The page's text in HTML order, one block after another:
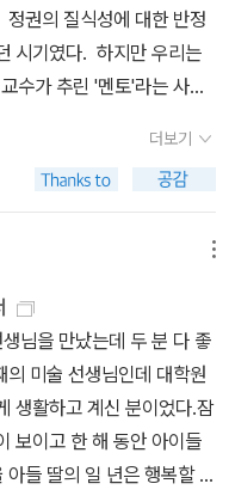
권의 질식성에 대한 반정
시기였다. 하지만 우리는
수가 추린 '멘토'라는 사람
누구를 탓할 것도 없이 저
내며 제자리를 찾아가고
과 부지런 만큼은 인정하
주의 문제의식에도 공감
. 여하간 당시에는 비슷비
된 유사한 책들이 쏟아졌는
바로 뒤에 나온 『안철수의
우기 위한 목적이 깔려 있었
철수 꼭지가 가장 자세하기
계가 정리되기 전이었기
무현과 국민사기극』과는 다
더보기
님을 만났는데 두 분 다 좋
미술 선생님인데 대학원
생활하고 계신 분이었다.잠
보이고 한 해 동안 아이들
들 딸의 일 년은 행복할 것